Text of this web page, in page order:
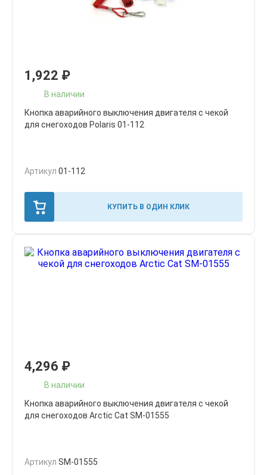
1,922 ₽
В наличии
Кнопка аварийного выключения двигателя с чекой
для снегоходов Polaris 01-112
Артикул 01-112
КУПИТЬ В ОДИН КЛИК
4,296 ₽
В наличии
Кнопка аварийного выключения двигателя с чекой
для снегоходов Arctic Cat SM-01555
Артикул SM-01555